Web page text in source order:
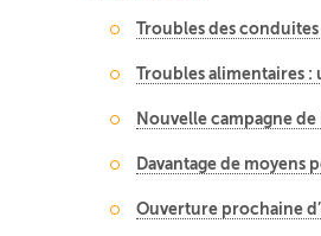
Troubles des
Troubles alimentaires :
Nouvelle campagne
Davantage de moyens
Ouverture prochaine